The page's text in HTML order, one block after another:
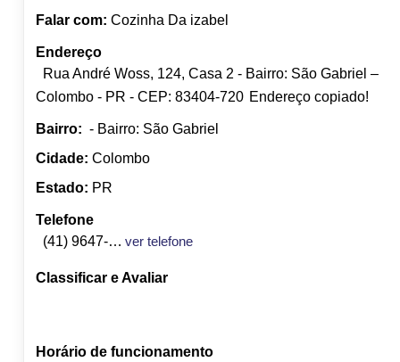
Falar com: Cozinha Da izabel
Endereço
Rua André Woss, 124, Casa 2 - Bairro: São Gabriel –
Colombo - PR - CEP: 83404-720 Endereço copiado!
Bairro: - Bairro: São Gabriel
Cidade: Colombo
Estado: PR
Telefone
(41) 9647-1053
ver telefone
Classificar e Avaliar
Horário de funcionamento